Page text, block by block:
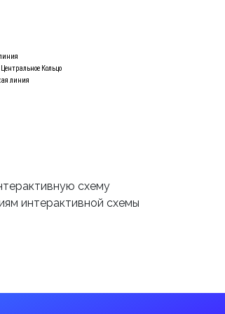
Центральное Кольцо
линия
схему
интерактивной схемы